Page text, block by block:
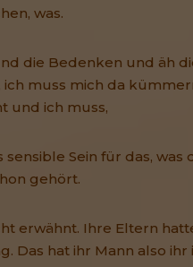
was.
die Bedenken und äh
ich muss mich da
und ich muss,
sensible Sein für das, was
gehört.
erwähnt. Ihre Eltern
Das hat ihr Mann also